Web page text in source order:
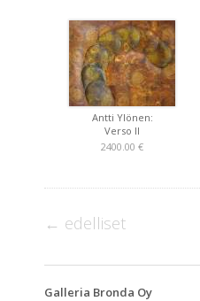
Antti Ylönen:
Verso II
2400.00 €
← edelliset
Galleria Bronda Oy